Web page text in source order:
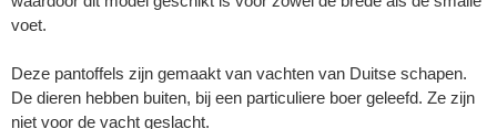
voet.
Deze pantoffels zijn gemaakt van vachten van Duitse schapen.
De dieren hebben buiten, bij een particuliere boer geleefd. Ze zijn
niet voor de vacht geslacht.